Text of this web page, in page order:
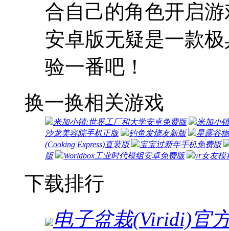
合自己的角色开启
安卓版无疑是一款
验一番吧！
换一换相关游戏
米加小镇:世界工厂和大学安卓免费版
米加小
沙龙美容院手机正版
钓鱼发烧友新版
星露谷
(Cooking Express)直装版
宝宝过新年手机免费版
版
Worldbox工业时代模组安卓免费版 vr女友模
下载排行
电子盆栽(Viridi)官